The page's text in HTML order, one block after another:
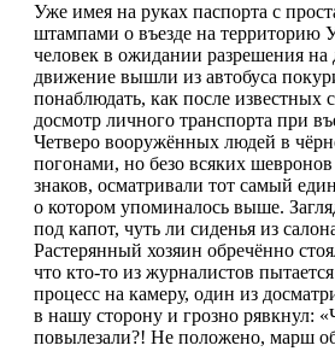
Уже имея на руках паспорта с
штампами о въезде на территорию
человек в ожидании разрешения на
движение вышли из автобуса
понаблюдать, как после известных
досмотр личного транспорта при
Четверо вооружённых людей в
погонами, но безо всяких
знаков, осматривали тот самый
о котором упоминалось выше.
под капот, чуть ли сиденья из
Растерянный хозяин обречённо
что кто-то из журналистов пытается
процесс на камеру, один из
в нашу сторону и грозно рявкнул:
повылезали?! Не положено, марш